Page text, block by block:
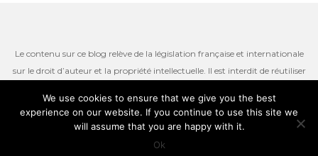
Le contenu sur ce blog relève de la législation française et internationale
sur le droit d’auteur et la propriété intellectuelle. Il est interdit de réutiliser
autres ressources iconographiques qui restent la propriété de l’auteur.
Thème par
Colorlib . Propulsé par WordPress
We use cookies to ensure that we give you the best
experience on our website. If you continue to use this site we
will assume that you are happy with it.
Ok